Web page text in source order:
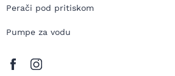
Perači pod pritiskom
Pumpe za vodu